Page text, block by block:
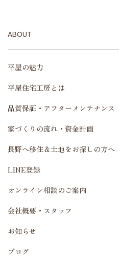
ABOUT
平屋の魅力
平屋住宅工房とは
品質保証・アフターメンテナンス
家づくりの流れ・資金計画
長野へ移住＆土地をお探しの方へ
LINE登録
オンライン相談のご案内
会社概要・スタッフ
お知らせ
ブログ